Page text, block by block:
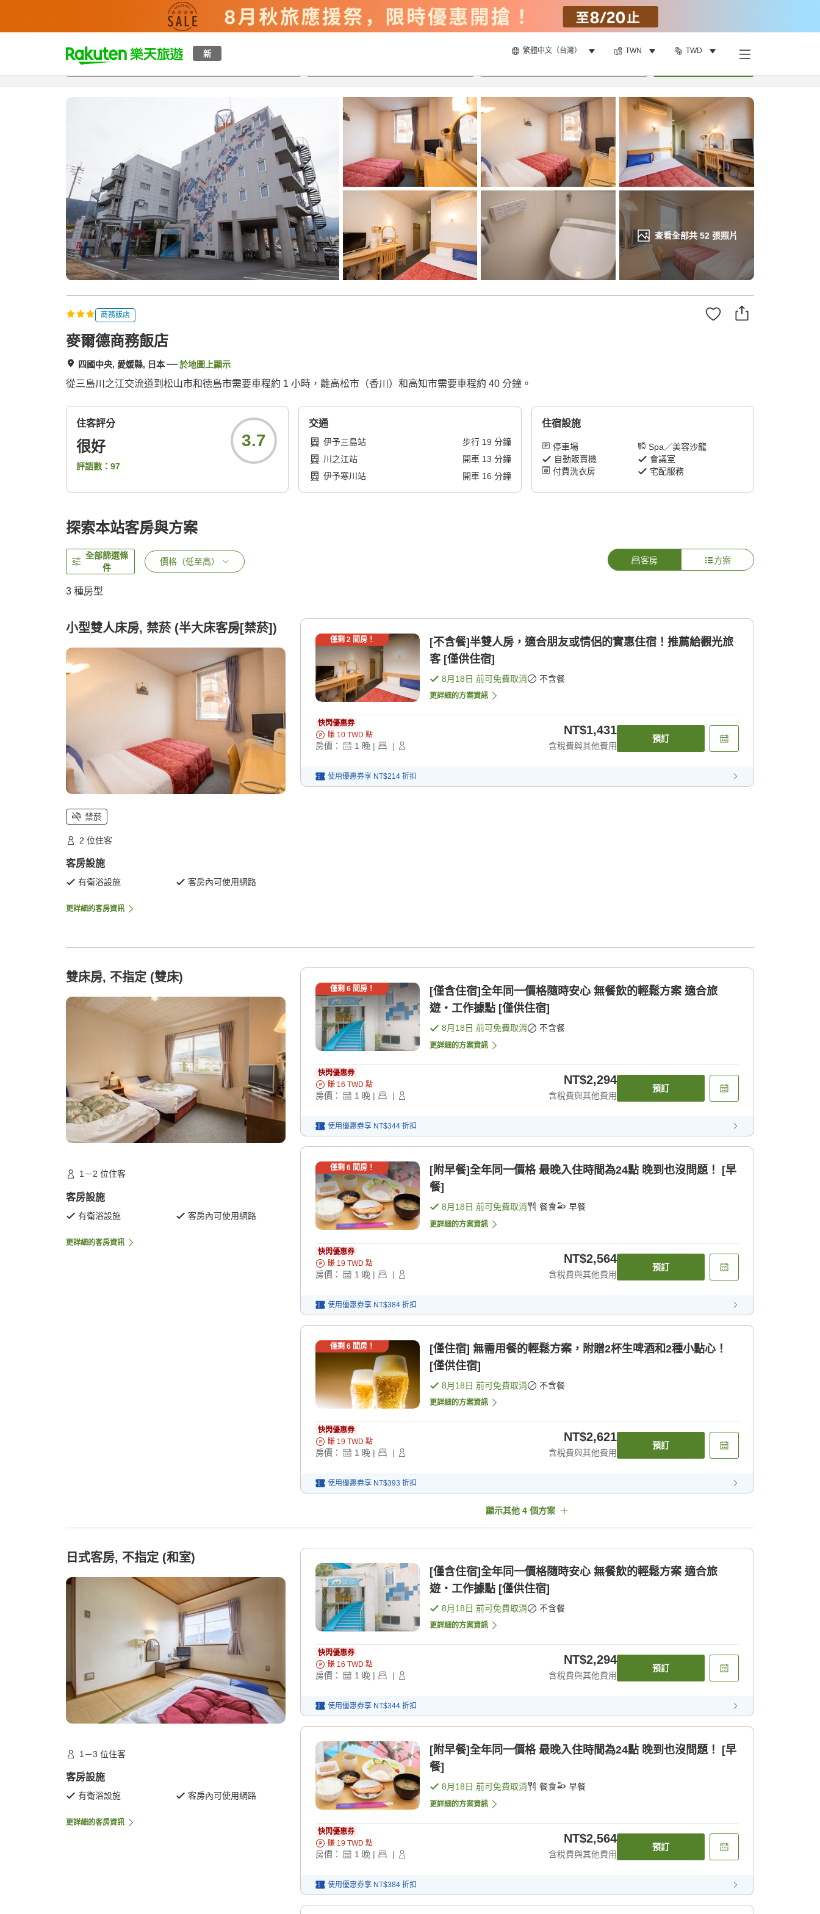
新 繁體中文（台灣） TWN TWD
t
p
a
c
h
查看全部共 52 張照片
總覽客房與方案評語設施
商務飯店
麥爾德商務飯店
四國中央, 愛媛縣, 日本 於地圖上顯示
從三島川之江交流道到松山市和德島市需要車程約 1 小時，離高松市（香川）和高知市需要車程約 40 分鐘。
住客評分
很好
評語數： 97
3.7
交通
伊予三島站 步行 19 分鐘
川之江站
開車 13 分鐘
伊予寒川站
開車 16 分鐘
住宿設施
停車場
Spa／美容沙龍
自動販賣機
會議室
付費洗衣房
宅配服務
探索本站客房與方案
全部篩選條
件
價格（低至高） 客房 方案
3 種房型
小型雙人床房, 禁菸 (半大床客房[禁菸])
禁菸
2 位住客
客房設施
有衛浴設施 客房內可使用網路
更詳細的客房資訊
僅剩 2間房！
[不含餐]半雙人房，適合朋友或情侶的實惠住宿！推薦給觀光旅
客 [僅供住宿]
8月18日 前可免費取消 不含餐
更詳細的方案資訊
快閃優惠券
賺 10 TWD 點
房價： 1 晚 | |
NT$1,431
含稅費與其他費用
預訂
使用優惠券享 NT$214 折扣
雙床房, 不指定 (雙床)
1－2 位住客
客房設施
有衛浴設施 客房內可使用網路
更詳細的客房資訊
僅剩 6間房！
[僅含住宿]全年同一價格隨時安心 無餐飲的輕鬆方案 適合旅
遊・工作據點 [僅供住宿]
8月18日 前可免費取消 不含餐
更詳細的方案資訊
快閃優惠券
賺 16 TWD 點
房價： 1 晚 | |
NT$2,294
含稅費與其他費用
預訂
使用優惠券享 NT$344 折扣
僅剩 6間房！
[附早餐]全年同一價格 最晚入住時間為24點 晚到也沒問題！ [早
餐]
8月18日 前可免費取消 餐食 早餐
更詳細的方案資訊
快閃優惠券
賺 19 TWD 點
房價： 1 晚 | |
NT$2,564
含稅費與其他費用
預訂
使用優惠券享 NT$384 折扣
僅剩 6間房！
[僅住宿] 無需用餐的輕鬆方案，附贈2杯生啤酒和2種小點心！
[僅供住宿]
8月18日 前可免費取消 不含餐
更詳細的方案資訊
快閃優惠券
賺 19 TWD 點
房價： 1 晚 | |
NT$2,621
含稅費與其他費用
預訂
使用優惠券享 NT$393 折扣
顯示其他 4 個方案
日式客房, 不指定 (和室)
1－3 位住客
客房設施
有衛浴設施 客房內可使用網路
更詳細的客房資訊
[僅含住宿]全年同一價格隨時安心 無餐飲的輕鬆方案 適合旅
遊・工作據點 [僅供住宿]
8月18日 前可免費取消 不含餐
更詳細的方案資訊
快閃優惠券
賺 16 TWD 點
房價： 1 晚 | |
NT$2,294
含稅費與其他費用
預訂
使用優惠券享 NT$344 折扣
[附早餐]全年同一價格 最晚入住時間為24點 晚到也沒問題！ [早
餐]
8月18日 前可免費取消 餐食 早餐
更詳細的方案資訊
快閃優惠券
賺 19 TWD 點
房價： 1 晚 | |
NT$2,564
含稅費與其他費用
預訂
使用優惠券享 NT$384 折扣